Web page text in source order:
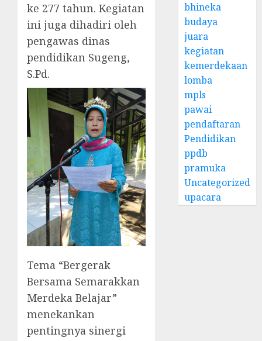
ke 277 tahun. Kegiatan
ini juga dihadiri oleh
pengawas dinas
pendidikan Sugeng,
S.Pd.
Tema “Bergerak
Bersama Semarakkan
Merdeka Belajar”
menekankan
pentingnya sinergi
bhineka
budaya
juara
kegiatan
kemerdekaan
lomba
mpls
pawai
pendaftaran
Pendidikan
ppdb
pramuka
Uncategorized
upacara